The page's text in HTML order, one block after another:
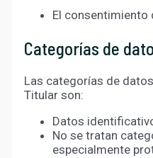
El consentimiento
Categorías de
Las categorías de
Titular son:
Datos
No se tratan
especialmente